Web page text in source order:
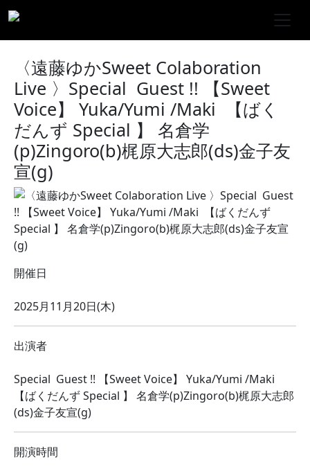
〈遠藤ゆかSweet Colaboration
Live 〉Special Guest !! 【Sweet
Voice】 Yuka/Yumi /Maki 【ばく
だんず Special 】 名倉学
(p)Zingoro(b)梶原大志郎(ds)金子友
宣(g)
開催日
2025月11月20日(木)
出演者
Special Guest !! 【Sweet Voice】 Yuka/Yumi /Maki
【ばくだんず Special 】 名倉学(p)Zingoro(b)梶原大志郎
(ds)金子友宣(g)
開演時間